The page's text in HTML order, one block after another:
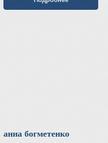
анна богметенко